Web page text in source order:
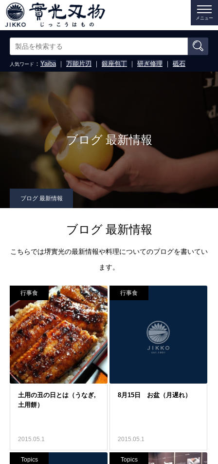
メニュー
人気ワード ： Yaiba｜ 万能片刃 ｜ 銀座包丁 ｜ 研ぎ修理 ｜ 砥石
ブログ 最新情報
ブログ 最新情報
ブログ 最新情報
こちらでは堺實光の最新情報や料理についてのブログを書いてい
ます。
行事食
2015.05.1
行事食
2015.05.1
Topics Topics